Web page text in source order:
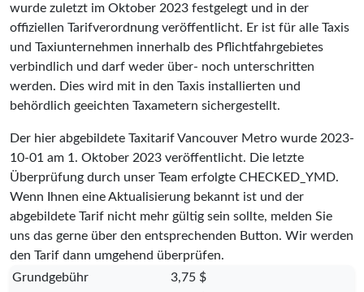
wurde zuletzt im Oktober 2023 festgelegt und in der
offiziellen Tarifverordnung veröffentlicht. Er ist für alle Taxis
und Taxiunternehmen innerhalb des Pflichtfahrgebietes
verbindlich und darf weder über- noch unterschritten
werden. Dies wird mit in den Taxis installierten und
behördlich geeichten Taxametern sichergestellt.
Der hier abgebildete Taxitarif Vancouver Metro wurde 2023-
10-01 am 1. Oktober 2023 veröffentlicht. Die letzte
Überprüfung durch unser Team erfolgte CHECKED_YMD.
Wenn Ihnen eine Aktualisierung bekannt ist und der
abgebildete Tarif nicht mehr gültig sein sollte, melden Sie
uns das gerne über den entsprechenden Button. Wir werden
den Tarif dann umgehend überprüfen.
Grundgebühr
3,75 $